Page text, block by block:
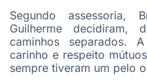
Segundo assessoria,
Guilherme decidiram,
caminhos separados.
carinho e respeito
sempre tiveram um pelo